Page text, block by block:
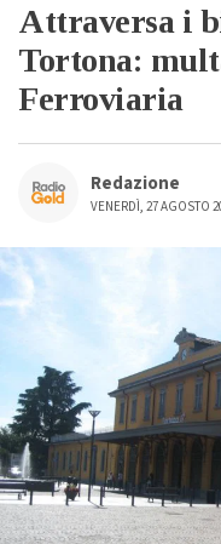
Attraversa i
Tortona:
Ferroviaria
Redazione
VENERDÌ, 27 AGOSTO